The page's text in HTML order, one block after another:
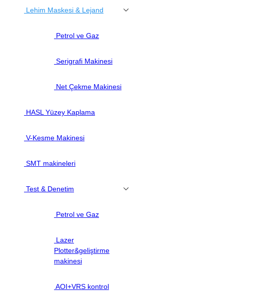
Lehim Maskesi & Lejand
Petrol ve Gaz
Serigrafi Makinesi
Net Çekme Makinesi
HASL Yüzey Kaplama
V-Kesme Makinesi
SMT makineleri
Test & Denetim
Petrol ve Gaz
Lazer
Plotter&geliştirme
makinesi
AOI+VRS kontrol